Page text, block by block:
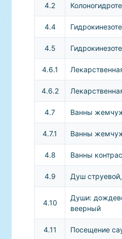
4.2
4.4
4.5
4.6.1
4.6.2
4.7 Ванны
4.7.1 Ванны
4.8 Ванны
4.9 Душ
4.10
Души:
веерный
4.11 Посещение